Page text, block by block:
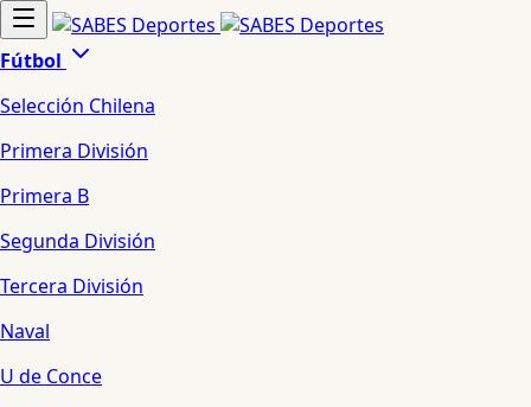
Fútbol
Selección Chilena
Primera División
Primera B
Segunda División
Tercera División
Naval
U de Conce